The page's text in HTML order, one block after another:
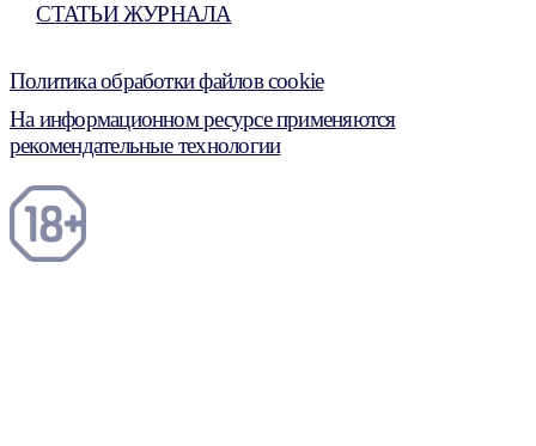
СТАТЬИ ЖУРНАЛА
Политика обработки файлов cookie
На информационном ресурсе применяются
рекомендательные технологии